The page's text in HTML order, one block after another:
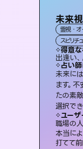
未来
霊視・オ
スピリチ
得意
出逢い
占い
未来に
ます。
たの素
選択でき
ユーザ
職場の
本当に
打てて
恋
復
思
い
紐
安
さ
持